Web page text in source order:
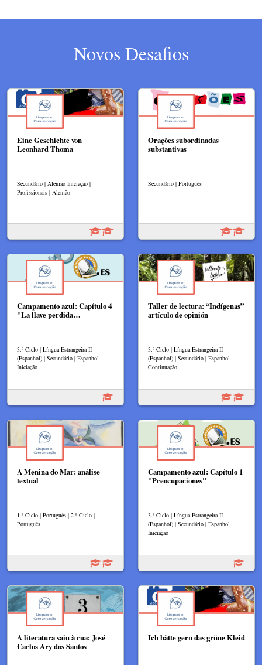
Novos Desafios
Eine Geschichte von
Leonhard Thoma
Secundário | Alemão Iniciação |
Profissionais | Alemão
Orações subordinadas
substantivas
Secundário | Português
Campamento azul: Capítulo 4
"La llave perdida…
3.º Ciclo | Língua Estrangeira II
(Espanhol) | Secundário | Espanhol
Iniciação
Taller de lectura: “Indígenas”
artículo de opinión
3.º Ciclo | Língua Estrangeira II
(Espanhol) | Secundário | Espanhol
Continuação
A Menina do Mar: análise
textual
1.º Ciclo | Português | 2.º Ciclo |
Português
Campamento azul: Capítulo 1
"Preocupaciones"
3.º Ciclo | Língua Estrangeira II
(Espanhol) | Secundário | Espanhol
Iniciação
A literatura saiu à rua: José
Carlos Ary dos Santos
Ich hätte gern das grüne Kleid